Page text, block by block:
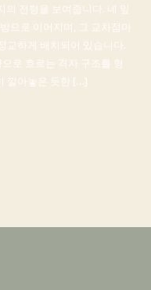
의 전형을 보여줍니다. 네 잎
으로 이어지며, 그 교차점마
교하게 배치되어 있습니다.
로 흐르는 격자 구조를 형
깔아놓은 듯한 […]